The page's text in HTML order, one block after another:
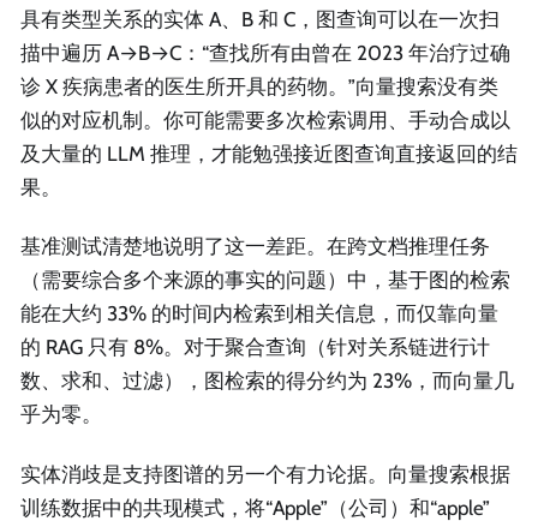
具有类型关系的实体 A、B 和 C，图查询可以在一次扫
描中遍历 A→B→C：“查找所有由曾在 2023 年治疗过确
诊 X 疾病患者的医生所开具的药物。”向量搜索没有类
似的对应机制。你可能需要多次检索调用、手动合成以
及大量的 LLM 推理，才能勉强接近图查询直接返回的结
果。
基准测试清楚地说明了这一差距。在跨文档推理任务
（需要综合多个来源的事实的问题）中，基于图的检索
能在大约 33% 的时间内检索到相关信息，而仅靠向量
的 RAG 只有 8%。对于聚合查询（针对关系链进行计
数、求和、过滤），图检索的得分约为 23%，而向量几
乎为零。
实体消歧是支持图谱的另一个有力论据。向量搜索根据
训练数据中的共现模式，将“Apple”（公司）和“apple”